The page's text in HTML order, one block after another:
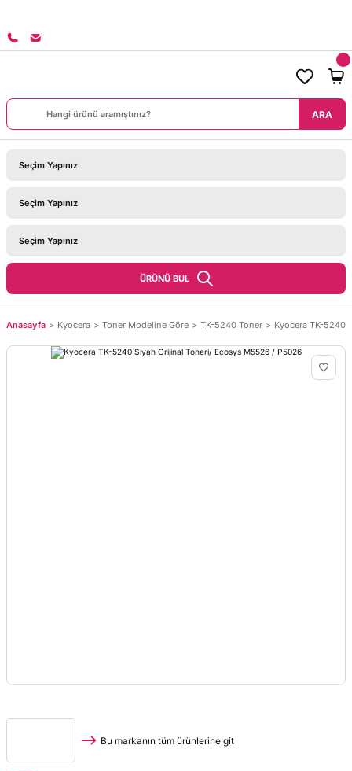
ARA
ÜRÜNÜ BUL
Anasayfa Kyocera Toner Modeline Göre TK-5240 Toner Kyocera TK-5240
Bu markanın tüm ürünlerine git